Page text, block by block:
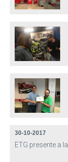
30-10-2017
ETG presente a